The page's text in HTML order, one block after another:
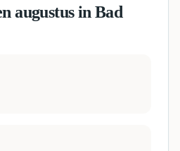
augustus in Bad